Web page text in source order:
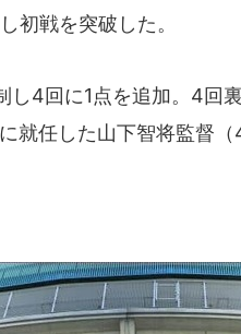
初戦を突破した。
し4回に1点を追加。4回
就任した山下智将監督